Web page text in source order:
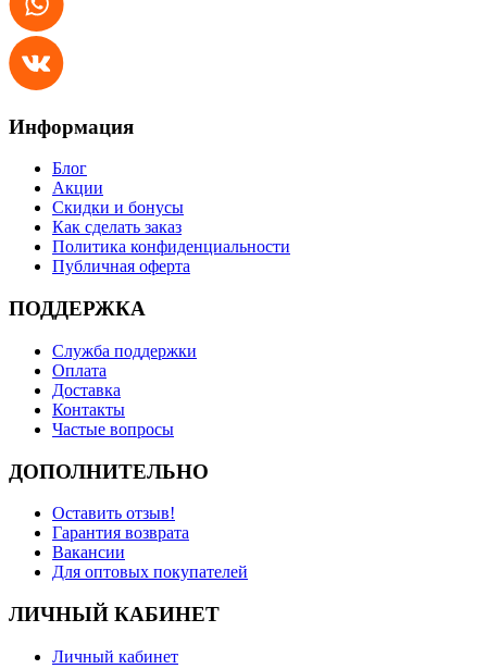
Информация
Блог
Акции
Скидки и бонусы
Как сделать заказ
Политика конфиденциальности
Публичная оферта
ПОДДЕРЖКА
Служба поддержки
Оплата
Доставка
Контакты
Частые вопросы
ДОПОЛНИТЕЛЬНО
Оставить отзыв!
Гарантия возврата
Вакансии
Для оптовых покупателей
ЛИЧНЫЙ КАБИНЕТ
Личный кабинет